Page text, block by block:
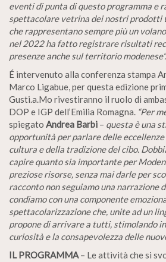
eventi di punta di questo programma e
spettacolare vetrina dei nostri prodotti
che rappresentano sempre più un
nel 2022 ha fatto registrare risultati
presenze anche sul territorio modenese”.
É intervenuto alla conferenza stampa
Marco Ligabue, per questa edizione
Gusti.a.Mo rivestiranno il ruolo di
DOP e IGP dell’Emilia Romagna. “Per
spiegato Andrea Barbi – questa è una
opportunità per parlare delle
cultura e della tradizione del cibo.
capire quanto sia importante per
preziose risorse, senza mai darle per
racconto non seguiamo una narrazione
condiamo con una componente
spettacolarizzazione che, unite ad un
propone di arrivare a tutti, stimolando
curiosità e la consapevolezza delle
IL PROGRAMMA– Le attività che si